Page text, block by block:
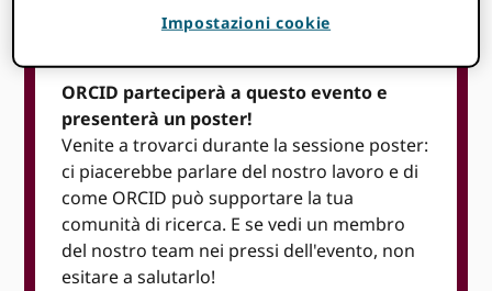
Argomenti
ORCID parteciperà a questo evento e
presenterà un poster!
Venite a trovarci durante la sessione poster:
ci piacerebbe parlare del nostro lavoro e di
come ORCID può supportare la tua
comunità di ricerca. E se vedi un membro
del nostro team nei pressi dell'evento, non
esitare a salutarlo!
Impostazioni cookie